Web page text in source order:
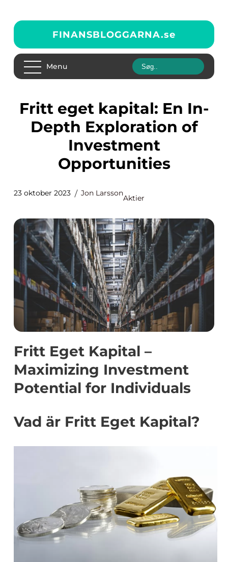
FINANSBLOGGARNA.se
Menu
Fritt eget kapital: En In-
Depth Exploration of
Investment
Opportunities
23 oktober 2023 Jon Larsson
Aktier
Fritt Eget Kapital –
Maximizing Investment
Potential for Individuals
Vad är Fritt Eget Kapital?